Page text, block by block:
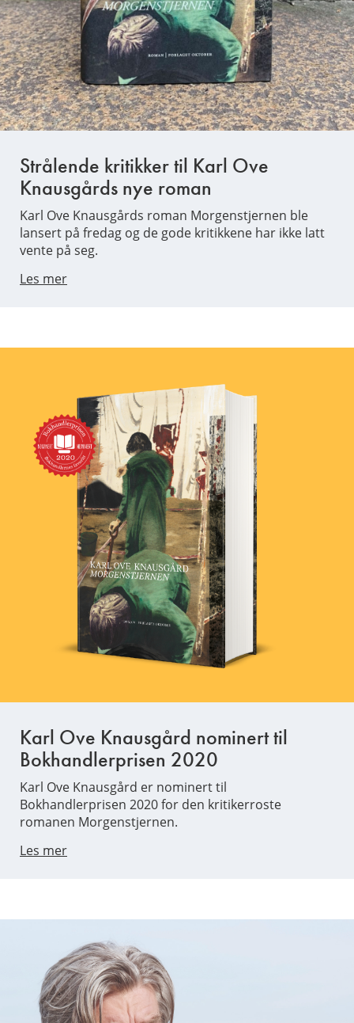
Strålende kritikker til Karl Ove
Knausgårds nye roman
Karl Ove Knausgårds roman Morgenstjernen ble
lansert på fredag og de gode kritikkene har ikke latt
vente på seg.
Les mer
Karl Ove Knausgård nominert til
Bokhandlerprisen 2020
Karl Ove Knausgård er nominert til
Bokhandlerprisen 2020 for den kritikerroste
romanen Morgenstjernen.
Les mer